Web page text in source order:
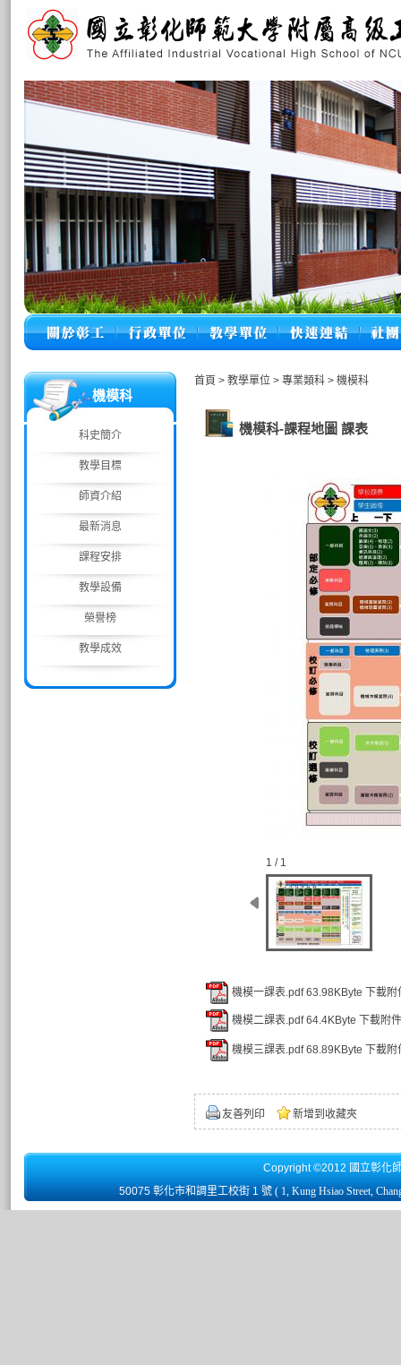
機模科
科史簡介
教學目標
師資介紹
最新消息
課程安排
教學設備
榮譽榜
教學成效
首頁 > 教學單位 > 專業類科 > 機模科
機模科-課程地圖 課表
1 / 1
機模一課表.pdf 63.98KByte 下載附
機模二課表.pdf 64.4KByte 下載附件
機模三課表.pdf 68.89KByte 下載附
友善列印 新增到收藏夾
Copyright ©2012 國立彰化
50075 彰化市和調里工校街 1 號 ( 1, Kung Hsiao Street,